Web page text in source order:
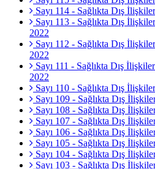
Sayı 114 - Sağlıkta Dış
Sayı 113 - Sağlıkta Dış
2022
Sayı 112 - Sağlıkta Dış
2022
Sayı 111 - Sağlıkta Dış
2022
Sayı 110 - Sağlıkta Dış
Sayı 109 - Sağlıkta Dış
Sayı 108 - Sağlıkta Dış
Sayı 107 - Sağlıkta Dış
Sayı 106 - Sağlıkta Dış
Sayı 105 - Sağlıkta Dış
Sayı 104 - Sağlıkta Dış
Sayı 103 - Sağlıkta Dış